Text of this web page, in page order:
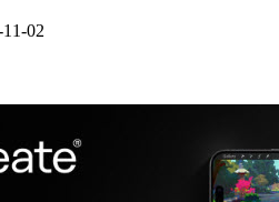
02